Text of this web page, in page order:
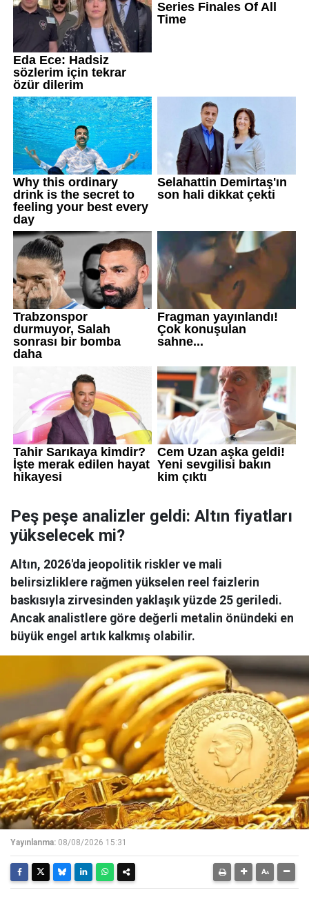
Peş peşe analizler geldi: Altın fiyatları
yükselecek mi?
Altın, 2026'da jeopolitik riskler ve mali
belirsizliklere rağmen yükselen reel faizlerin
baskısıyla zirvesinden yaklaşık yüzde 25 geriledi.
Ancak analistlere göre değerli metalin önündeki en
büyük engel artık kalkmış olabilir.
Yayınlanma: 08/08/2026 15:31